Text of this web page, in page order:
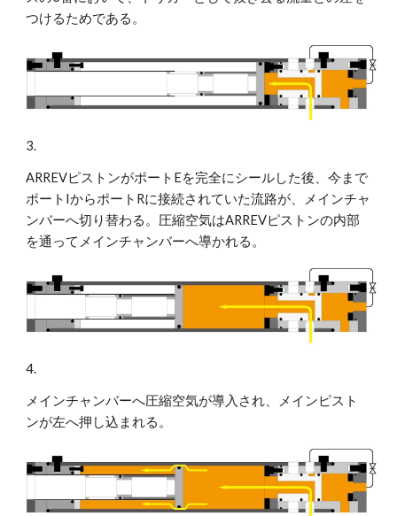
つけるためである。
3.
ARREVピストンがポートEを完全にシールした後、今まで
ポートIからポートRに接続されていた流路が、メインチャ
ンバーへ切り替わる。圧縮空気はARREVピストンの内部
を通ってメインチャンバーへ導かれる。
4.
メインチャンバーへ圧縮空気が導入され、メインピスト
ンが左へ押し込まれる。